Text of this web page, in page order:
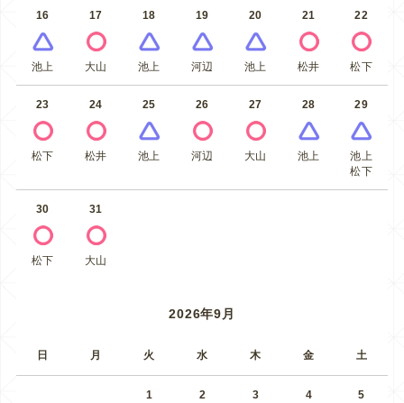
16
池上
17
大山
18
池上
19
河辺
20
池上
21
松井
22
松下
23
松下
24
松井
25
池上
26
河辺
27
大山
28
池上
29
池上
松下
30
松下
31
大山
2026年9月
日 月 火 水 木 金 土
1 2 3 4 5